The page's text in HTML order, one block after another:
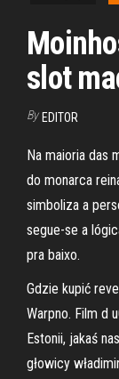
slot
By EDITOR
Na maioria das
do monarca
simboliza a
segue-se a
pra baixo.
Gdzie kupić
Warpno. Film d
Estonii, jakaś
głowicy